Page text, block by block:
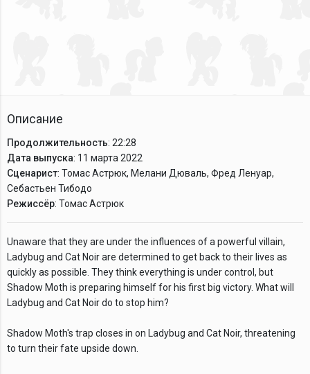
Описание
Продолжительность: 22:28
Дата выпуска: 11 марта 2022
Сценарист: Томас Астрюк, Мелани Дюваль, Фред Ленуар,
Себастьен Тибодо
Режиссёр: Томас Астрюк
Unaware that they are under the influences of a powerful villain,
Ladybug and Cat Noir are determined to get back to their lives as
quickly as possible. They think everything is under control, but
Shadow Moth is preparing himself for his first big victory. What will
Ladybug and Cat Noir do to stop him?
Shadow Moth's trap closes in on Ladybug and Cat Noir, threatening
to turn their fate upside down.